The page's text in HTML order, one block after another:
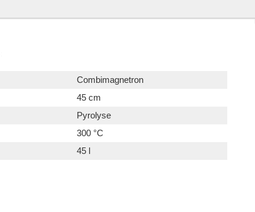
Combimagnetron
45 cm
Pyrolyse
300 °C
45 l